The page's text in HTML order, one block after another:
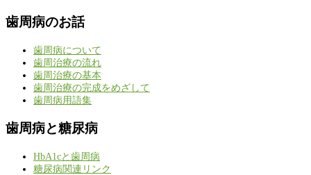
歯周病のお話
歯周病について
歯周治療の流れ
歯周治療の基本
歯周治療の完成をめざして
歯周病用語集
歯周病と糖尿病
HbA1cと歯周病
糖尿病関連リンク